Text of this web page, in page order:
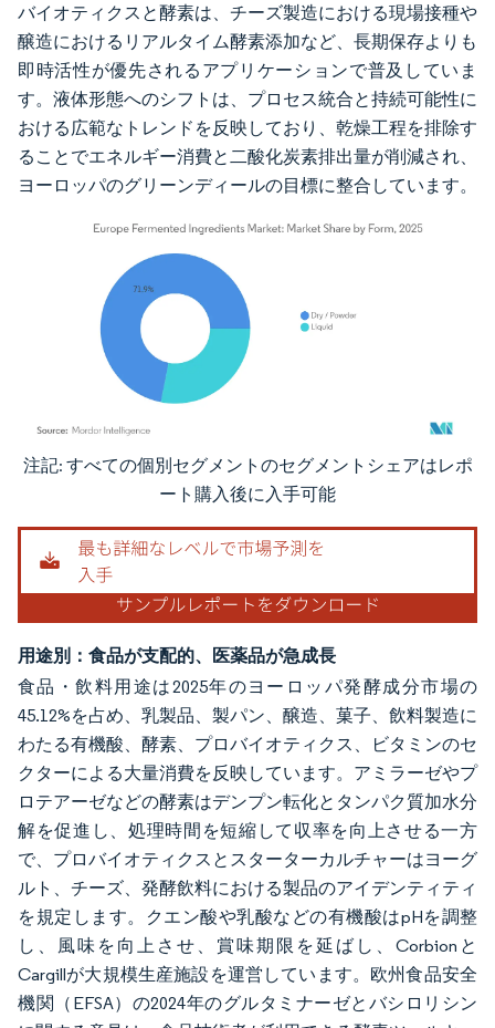
バイオティクスと酵素は、チーズ製造における現場接種や
醸造におけるリアルタイム酵素添加など、長期保存よりも
即時活性が優先されるアプリケーションで普及していま
す。液体形態へのシフトは、プロセス統合と持続可能性に
おける広範なトレンドを反映しており、乾燥工程を排除す
ることでエネルギー消費と二酸化炭素排出量が削減され、
ヨーロッパのグリーンディールの目標に整合しています。
画像 © Mordor Intelligence。再利用にはCC BY 4.0の表示が必要です。
注記: すべての個別セグメントのセグメントシェアはレポ
ート購入後に入手可能
用途別：食品が支配的、医薬品が急成長
食品・飲料用途は2025年のヨーロッパ発酵成分市場の
45.12%を占め、乳製品、製パン、醸造、菓子、飲料製造に
わたる有機酸、酵素、プロバイオティクス、ビタミンのセ
クターによる大量消費を反映しています。アミラーゼやプ
ロテアーゼなどの酵素はデンプン転化とタンパク質加水分
解を促進し、処理時間を短縮して収率を向上させる一方
で、プロバイオティクスとスターターカルチャーはヨーグ
ルト、チーズ、発酵飲料における製品のアイデンティティ
を規定します。クエン酸や乳酸などの有機酸はpHを調整
し、風味を向上させ、賞味期限を延ばし、Corbionと
Cargillが大規模生産施設を運営しています。欧州食品安全
機関（EFSA）の2024年のグルタミナーゼとバシロリシン